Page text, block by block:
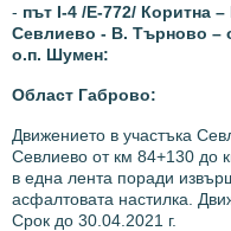
- път І-4 /Е-772/ Коритна
Севлиево - В. Търново –
о.п. Шумен:
Област Габрово:
Движението в участъка
Севлиево от км 84+130 до
в една лента поради
асфалтовата настилка.
Срок до 30.04.2021 г.